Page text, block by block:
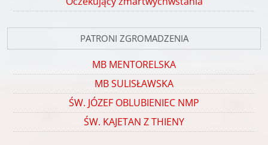
PATRONI ZGROMADZENIA
MB MENTORELSKA
MB SULISŁAWSKA
ŚW. JÓZEF OBLUBIENIEC NMP
ŚW. KAJETAN Z THIENY